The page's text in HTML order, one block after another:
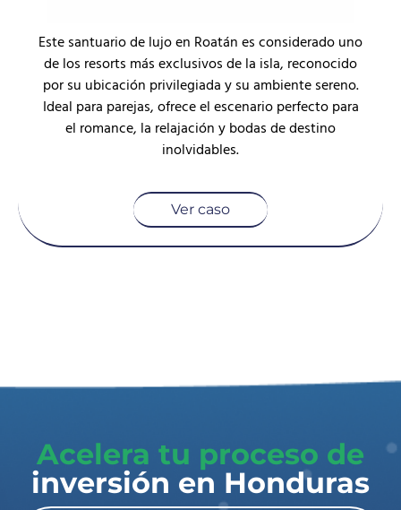
Este santuario de lujo en Roatán es considerado uno
de los resorts más exclusivos de la isla, reconocido
por su ubicación privilegiada y su ambiente sereno.
Ideal para parejas, ofrece el escenario perfecto para
el romance, la relajación y bodas de destino
inolvidables.
Ver caso
Acelera tu proceso de
inversión en Honduras​